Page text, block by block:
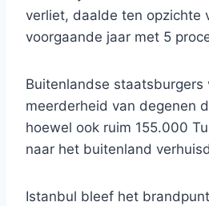
verliet, daalde ten opzichte
voorgaande jaar met 5
Buitenlandse staatsburgers
meerderheid van degenen
hoewel ook ruim 155.000
naar het buitenland
Istanbul bleef het